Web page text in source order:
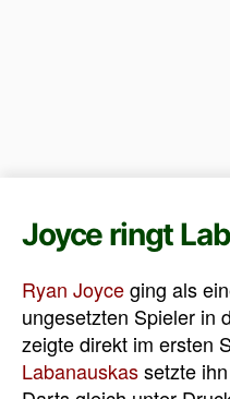
Joyce ringt
Ryan Joyceging als
ungesetzten Spieler in
zeigte direkt im ersten
Labanauskassetzte